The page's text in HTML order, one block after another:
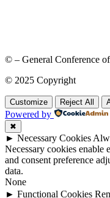
© – General Conference
© 2025 Copyright
Customize Reject All
Powered by
✖
► Necessary Cookies
Necessary cookies enable
and consent preference
data.
None
► Functional Cookies